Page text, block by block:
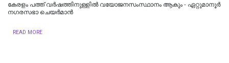
കേരളം പത്ത് വർഷത്തിനുള്ളിൽ വയോജനസംസ്ഥാനം ആകും - ഏറ്റുമാനൂർ
നഗരസഭാ ചെയർമാൻ
READ MORE